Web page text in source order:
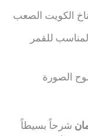
الكويت الصعب
للقمر
الصورة
شرحاً بسيطاً